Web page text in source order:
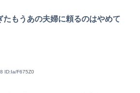
たもうあの夫婦に頼るのはやめて
ID:Ia/F675Z0